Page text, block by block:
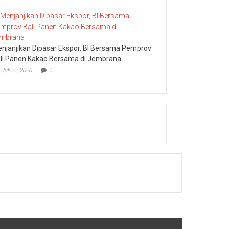
Dipasar Ekspor, BI Bersama Pemprov
Panen Kakao Bersama di Jembrana
Juli 22, 2020 0